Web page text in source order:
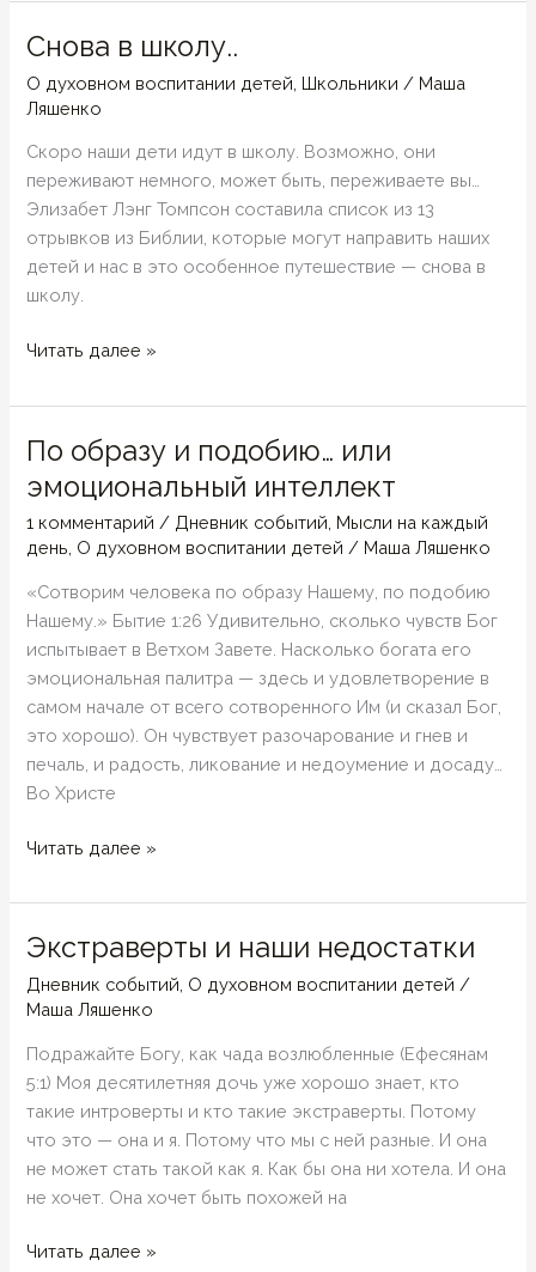
и
кошке
приятно!
:)
Снова в школу..
О духовном воспитании детей Школьники / Маша
Ляшенко
Скоро наши дети идут в школу. Возможно, они
переживают немного, может быть, переживаете вы…
Элизабет Лэнг Томпсон составила список из 13
отрывков из Библии, которые могут направить наших
детей и нас в это особенное путешествие — снова в
школу.
Снова
школу..
Читать далее »
По образу и подобию… или
эмоциональный интеллект
1 комментарий / Дневник событий Мысли на каждый
день О духовном воспитании детей / Маша Ляшенко
«Сотворим человека по образу Нашему, по подобию
Нашему.» Бытие 1:26 Удивительно, сколько чувств Бог
испытывает в Ветхом Завете. Насколько богата его
эмоциональная палитра — здесь и удовлетворение в
самом начале от всего сотворенного Им (и сказал Бог,
это хорошо). Он чувствует разочарование и гнев и
печаль, и радость, ликование и недоумение и досаду…
Во Христе
По
и
подобию…
или
эмоциональный
интеллект
Читать далее »
Экстраверты и наши недостатки
Дневник событий О духовном воспитании детей /
Маша Ляшенко
Подражайте Богу, как чада возлюбленные (Ефесянам
5:1) Моя десятилетняя дочь уже хорошо знает, кто
такие интроверты и кто такие экстраверты. Потому
что это — она и я. Потому что мы с ней разные. И она
не может стать такой как я. Как бы она ни хотела. И она
не хочет. Она хочет быть похожей на
Экстраверты
Читать далее »